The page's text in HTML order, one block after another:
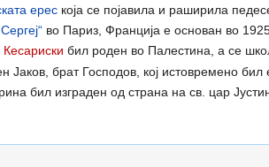
ерес која се појавила и раширила
во Париз, Франција е основан во
Кесариски бил роден во Палестина, а се
Јаков, брат Господов, кој истовремено
бил изграден од страна на св. цар